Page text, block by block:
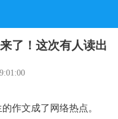
了！这次有人读出
作文成了网络热点。